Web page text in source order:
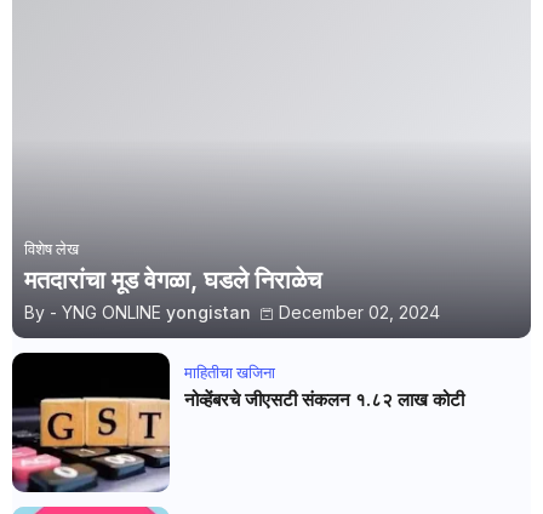
विशेष लेख
मतदारांचा मूड वेगळा, घडले निराळेच
By - YNG ONLINE yongistan December 02, 2024
माहितीचा खजिना
नोव्हेंबरचे जीएसटी संकलन १.८२ लाख कोटी